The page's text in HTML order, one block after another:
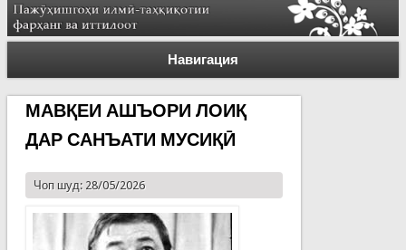
Навигация
МАВҚЕИ АШЪОРИ ЛОИҚ
ДАР САНЪАТИ МУСИҚӢ
Чоп шуд: 28/05/2026